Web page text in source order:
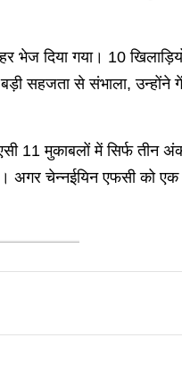
भेज दिया गया। 10
बड़ी सहजता से संभाला, उन्होंने
11 मुकाबलों में सिर्फ तीन
अगर चेन्नईयिन एफसी को